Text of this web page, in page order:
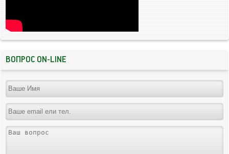
ВОПРОС ON-LINE